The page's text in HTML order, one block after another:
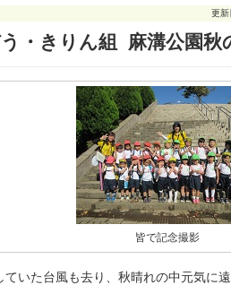
更
・きりん組 麻溝公園秋
皆で記念撮影
ていた台風も去り、秋晴れの中元気に